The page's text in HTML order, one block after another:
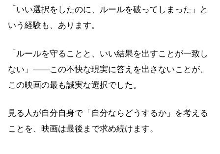
「いい選択をしたのに、ルールを破ってしまった」と
いう経験も、あります。
「ルールを守ることと、いい結果を出すことが一致し
ない」——この不快な現実に答えを出さないことが、
この映画の最も誠実な選択でした。
見る人が自分自身で「自分ならどうするか」を考える
ことを、映画は最後まで求め続けます。